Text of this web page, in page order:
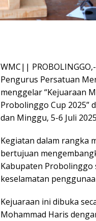
WMC||
Pengurus Persatuan
menggelar “Kejuaraan
Probolinggo Cup 2025”
dan Minggu, 5-6 Juli
Kegiatan dalam rangka
bertujuan
Kabupaten
keselamatan
Kejuaraan ini dibuka
Mohammad Haris